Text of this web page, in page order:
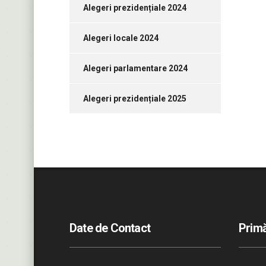
Alegeri prezidențiale 2024
Alegeri locale 2024
Alegeri parlamentare 2024
Alegeri prezidențiale 2025
Date de Contact